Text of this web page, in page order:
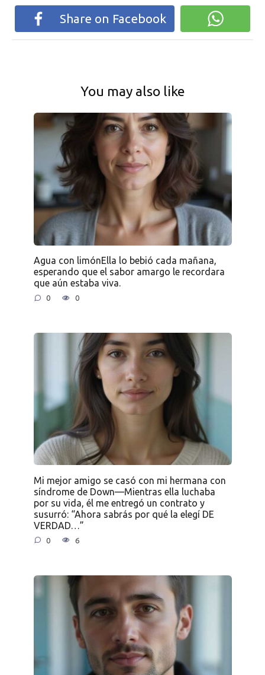
Share on Facebook
You may also like
Agua con limónElla lo bebió cada mañana,
esperando que el sabor amargo le recordara
que aún estaba viva.
0 0
Mi mejor amigo se casó con mi hermana con
síndrome de Down—Mientras ella luchaba
por su vida, él me entregó un contrato y
susurró: “Ahora sabrás por qué la elegí DE
VERDAD…”
0 6